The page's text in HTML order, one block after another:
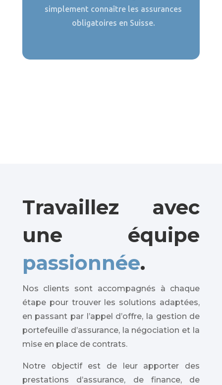
simplement connaître les assurances
obligatoires en Suisse.
Travaillez avec
une équipe
passionnée.
Nos clients sont accompagnés à chaque
étape pour trouver les solutions adaptées,
en passant par l’appel d’offre, la gestion de
portefeuille d’assurance, la négociation et la
mise en place de contrats.
Notre objectif est de leur apporter des
prestations d’assurance, de finance, de